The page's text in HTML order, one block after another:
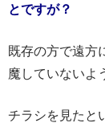
とですが？
既存の方で遠方
魔していないよ
チラシを見たと